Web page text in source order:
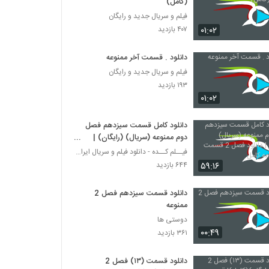
۰۱:۰۲
فیلم و سریال جدید و رایگان
۴۰۷ بازدید
۰۱:۰۲
دانلود . قسمت آخر ممنوعه
فیلم و سریال جدید و رایگان
۱۹۳ بازدید
۵۹:۱۶
دانلود کامل قسمت سیزدهم فصل
دوم ممنوعه (سریال) (رایگان) |
دانلود فصل 2 قسمت 13 ممنوعه
کامل
فیــلم کــده - دانلود فیلم و سریال ایرانی (رایگان)
۶۴۴ بازدید
۰۰:۴۹
دانلود قسمت سیزدهم فصل 2
ممنوعه
دوستی ها
۳۶۱ بازدید
دانلود قسمت (۱۳) فصل 2